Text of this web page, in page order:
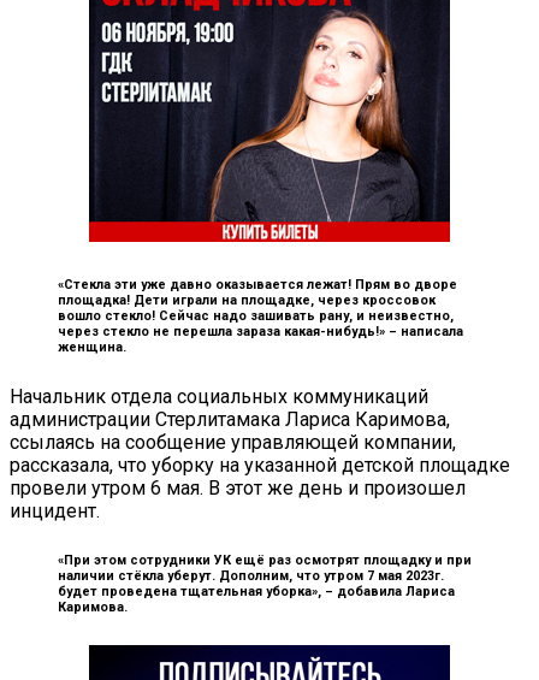
«Стекла эти уже давно оказывается лежат! Прям во дворе
площадка! Дети играли на площадке, через кроссовок
вошло стекло! Сейчас надо зашивать рану, и неизвестно,
через стекло не перешла зараза какая-нибудь!» – написала
женщина.
Начальник отдела социальных коммуникаций
администрации Стерлитамака Лариса Каримова,
ссылаясь на сообщение управляющей компании,
рассказала, что уборку на указанной детской площадке
провели утром 6 мая. В этот же день и произошел
инцидент.
«При этом сотрудники УК ещё раз осмотрят площадку и при
наличии стёкла уберут. Дополним, что утром 7 мая 2023г.
будет проведена тщательная уборка», – добавила Лариса
Каримова.